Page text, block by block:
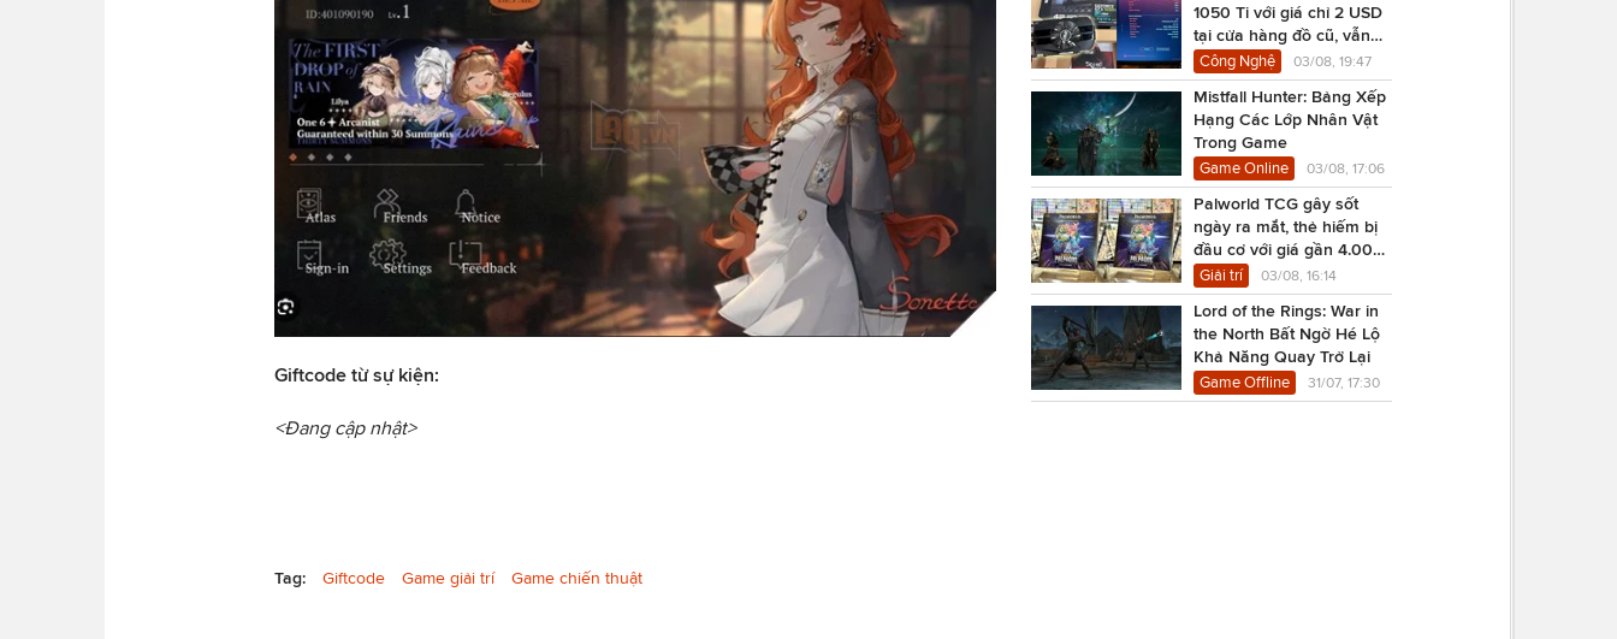
Giftcode từ sự kiện:
<Đang cập nhật>
Tag: Giftcode Game giải trí Game chiến thuật
1050 Ti với giá chỉ 2 USD
tại cửa hàng đồ cũ, vẫn
chạy Cyberpunk 2077
Công Nghệ 03/08, 19:47
Mistfall Hunter: Bảng Xếp
Hạng Các Lớp Nhân Vật
Trong Game
Game Online 03/08, 17:06
Palworld TCG gây sốt
ngày ra mắt, thẻ hiếm bị
đầu cơ với giá gần 4.000
USD
Giải trí 03/08, 16:14
Lord of the Rings: War in
the North Bất Ngờ Hé Lộ
Khả Năng Quay Trở Lại
Game Offline 31/07, 17:30